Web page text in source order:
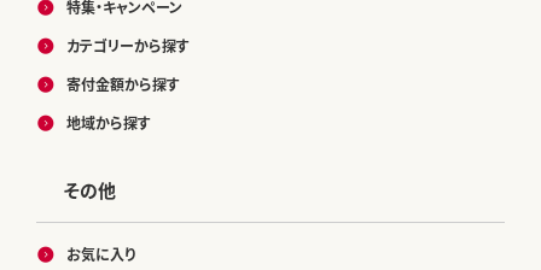
特集・キャンペーン
カテゴリーから探す
寄付金額から探す
地域から探す
その他
お気に入り